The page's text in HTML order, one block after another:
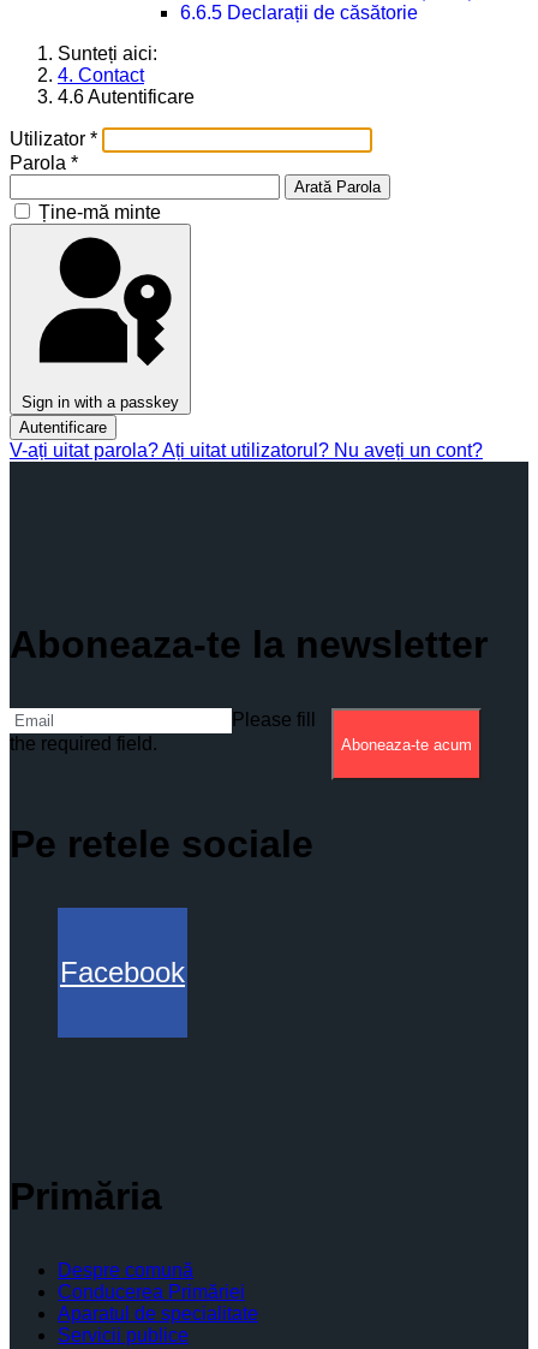
6.6.5 Declarații de căsătorie
Sunteți aici:
4. Contact
4.6 Autentificare
Utilizator *
Parola *
Arată Parola
Ține-mă minte
Sign in with a passkey
Autentificare
V-ați uitat parola?Ați uitat utilizatorul? Nu aveți un cont?
Aboneaza-te la newsletter
Please fill
the required field.
Aboneaza-te acum
Pe retele sociale
Facebook
Primăria
Despre comună
Conducerea Primăriei
Aparatul de specialitate
Servicii publice